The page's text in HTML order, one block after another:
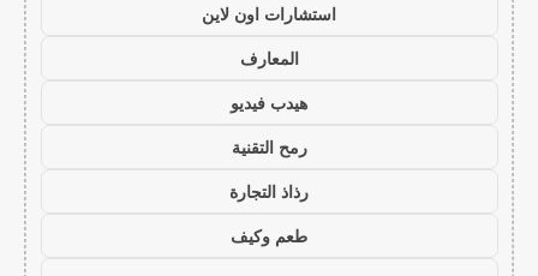
استشارات اون لاين
المعارف
هيدب فيديو
رمح التقنية
رذاذ التجارة
طعم وكيف